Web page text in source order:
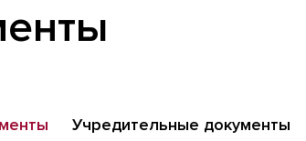
Учредительные документы